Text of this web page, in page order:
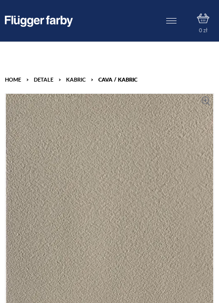
0 zł
HOME > DETALE > KABRIC > CAVA / KABRIC